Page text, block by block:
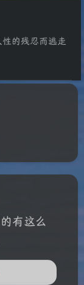
的残忍而逃走
有这么